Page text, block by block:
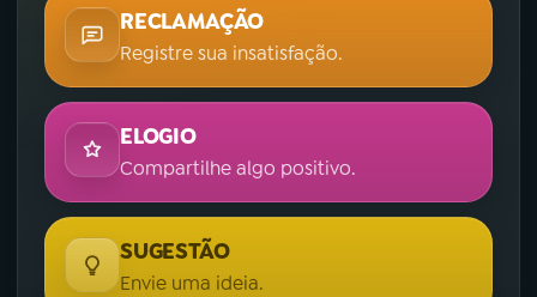
RECLAMAÇÃO
Registre sua insatisfação.
ELOGIO
Compartilhe algo positivo.
SUGESTÃO
Envie uma ideia.